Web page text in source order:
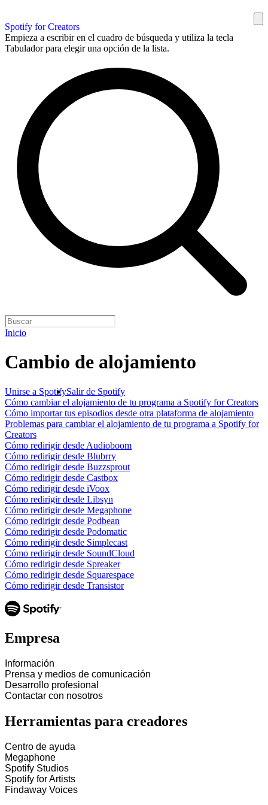
Spotify for Creators
Empieza a escribir en el cuadro de búsqueda y utiliza la tecla
Tabulador para elegir una opción de la lista.
Inicio
Cambio de alojamiento
Unirse a SpotifySalir de Spotify
Cómo cambiar el alojamiento de tu programa a Spotify for Creators
Cómo importar tus episodios desde otra plataforma de alojamiento
Problemas para cambiar el alojamiento de tu programa a Spotify for
Creators
Cómo redirigir desde Audioboom
Cómo redirigir desde Blubrry
Cómo redirigir desde Buzzsprout
Cómo redirigir desde Castbox
Cómo redirigir desde iVoox
Cómo redirigir desde Libsyn
Cómo redirigir desde Megaphone
Cómo redirigir desde Podbean
Cómo redirigir desde Podomatic
Cómo redirigir desde Simplecast
Cómo redirigir desde SoundCloud
Cómo redirigir desde Spreaker
Cómo redirigir desde Squarespace
Cómo redirigir desde Transistor
Empresa
Información
Prensa y medios de comunicación
Desarrollo profesional
Contactar con nosotros
Herramientas para creadores
Centro de ayuda
Megaphone
Spotify Studios
Spotify for Artists
Findaway Voices